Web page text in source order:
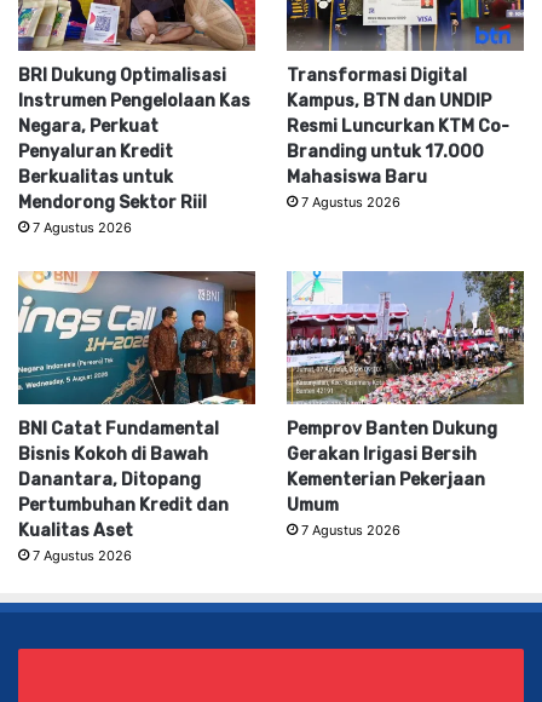
BRI Dukung Optimalisasi
Instrumen Pengelolaan Kas
Negara, Perkuat
Penyaluran Kredit
Berkualitas untuk
Mendorong Sektor Riil
7 Agustus 2026
Transformasi Digital
Kampus, BTN dan UNDIP
Resmi Luncurkan KTM Co-
Branding untuk 17.000
Mahasiswa Baru
7 Agustus 2026
BNI Catat Fundamental
Bisnis Kokoh di Bawah
Danantara, Ditopang
Pertumbuhan Kredit dan
Kualitas Aset
7 Agustus 2026
Pemprov Banten Dukung
Gerakan Irigasi Bersih
Kementerian Pekerjaan
Umum
7 Agustus 2026